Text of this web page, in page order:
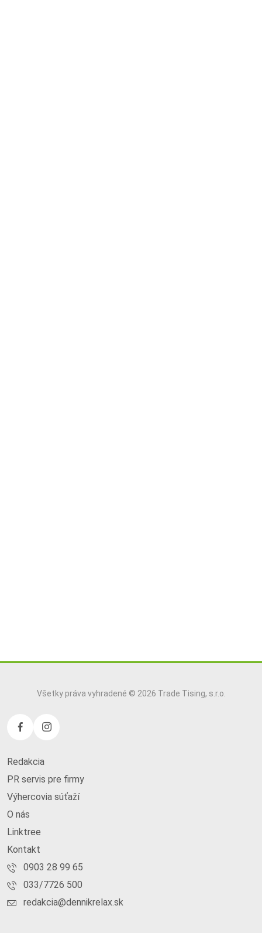
Všetky práva vyhradené © 2026 Trade Tising, s.r.o.
Redakcia
PR servis pre firmy
Výhercovia súťaží
O nás
Linktree
Kontakt
0903 28 99 65
033/7726 500
redakcia@dennikrelax.sk